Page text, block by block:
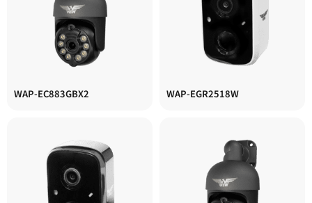
WAP-EC883GBX2 WAP-EGR2518W